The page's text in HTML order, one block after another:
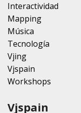
Interactividad
Mapping
Música
Tecnología
Vjing
Vjspain
Workshops
Vjspain